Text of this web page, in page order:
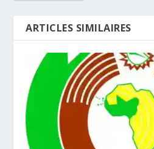
ARTICLES SIMILAIRES